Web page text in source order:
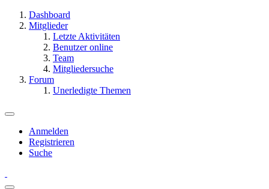
Dashboard
Mitglieder
Letzte Aktivitäten
Benutzer online
Team
Mitgliedersuche
Forum
Unerledigte Themen
Anmelden
Registrieren
Suche